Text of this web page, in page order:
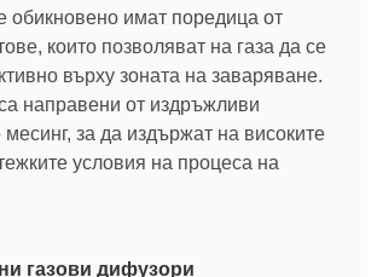
обикновено имат поредица от
които позволяват на газа да се
върху зоната на заваряване.
направени от издръжливи
за да издържат на високите
условия на процеса на
газови дифузори